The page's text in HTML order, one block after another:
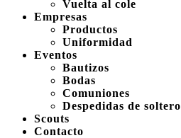
Vuelta al cole
Empresas
Productos
Uniformidad
Eventos
Bautizos
Bodas
Comuniones
Despedidas de soltero
Scouts
Contacto